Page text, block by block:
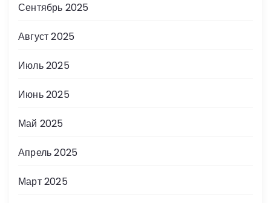
Сентябрь 2025
Август 2025
Июль 2025
Июнь 2025
Май 2025
Апрель 2025
Март 2025